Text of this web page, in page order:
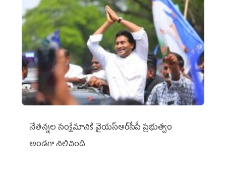
నేతన్నల సంక్షేమానికి వైయ‌స్ఆర్‌సీపీ ప్రభుత్వం
అండగా నిలిచింది